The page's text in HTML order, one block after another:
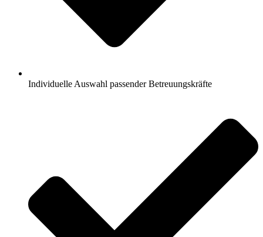
Individuelle Auswahl passender Betreuungskräfte